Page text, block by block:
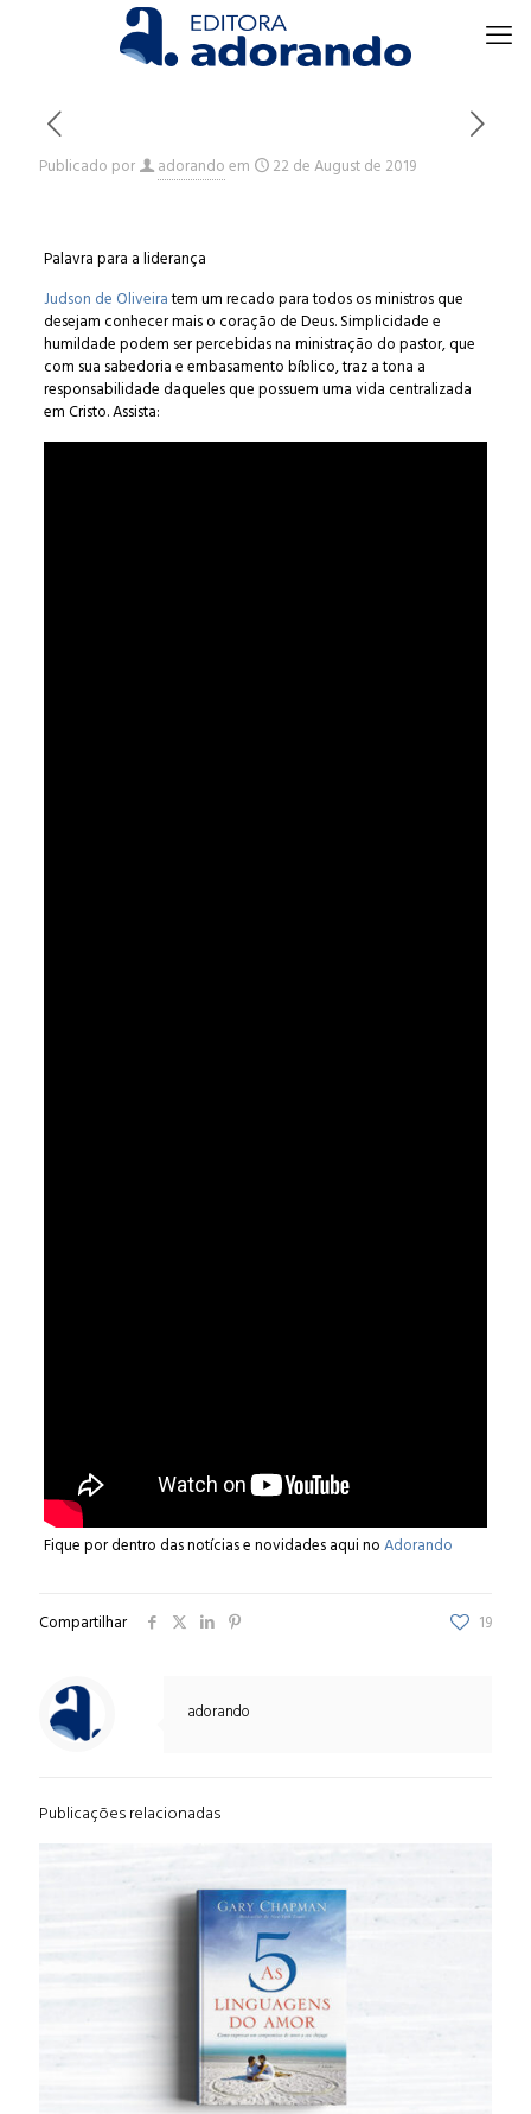
Publicado por adorandoem 22 de August de 2019
Palavra para a liderança
Judson de Oliveiratem um recado para todos os ministros que
desejam conhecer mais o coração de Deus. Simplicidade e
humildade podem ser percebidas na ministração do pastor, que
com sua sabedoria e embasamento bíblico, traz a tona a
responsabilidade daqueles que possuem uma vida centralizada
em Cristo. Assista:
Fique por dentro das notícias e novidades aqui noAdorando
Compartilhar 19
adorando
Publicações relacionadas